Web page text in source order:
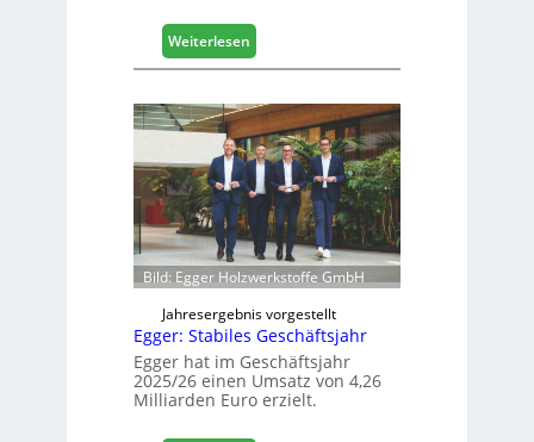
i
i
e
r
t
s
c
h
Weiterlesen:
H
f
e
l
e
e
r
ö
f
f
n
e
t
L
o
Bild: Egger Holzwerkstoffe GmbH
Jahresergebnis vorgestellt
Egger: Stabiles Geschäftsjahr
Egger hat im Geschäftsjahr
2025/26 einen Umsatz von 4,26
Milliarden Euro erzielt.